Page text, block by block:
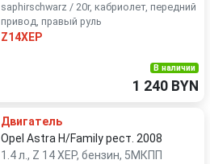
saphirschwarz / 20r, кабриолет, передний
привод, правый руль
Z14XEP
В наличии
1 240 BYN
Двигатель
Opel Astra H/Family рест. 2008
1.4 л., Z 14 XEP, бензин, 5МКПП